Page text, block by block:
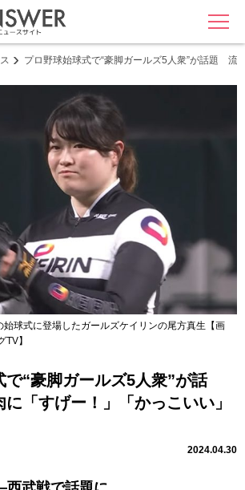
MENU
プロ野球始球式で“豪脚ガールズ5人衆”が話題 流
球式に登場したガールズケイリンの尾方真生【画
】
で“豪脚ガールズ5人衆”が話
「すげー！」「かっこいい」
2024.04.30